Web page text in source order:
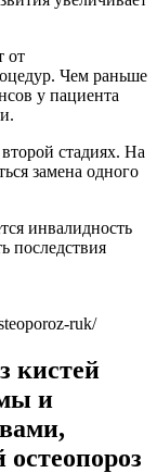
от
Чем раньше
у пациента
стадиях. На
замена одного
инвалидность
последствия
ruk/
кистей
и